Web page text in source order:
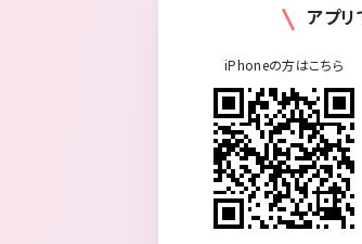
アプリ
iPhoneの方はこちら